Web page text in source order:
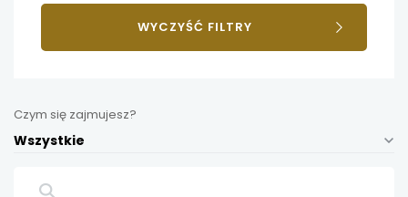
WYCZYŚĆ FILTRY
Czym się zajmujesz?
Wszystkie